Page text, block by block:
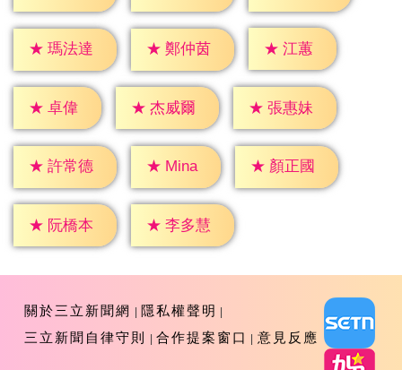
★ 瑪法達 ★ 鄭仲茵 ★ 江蕙
★ 卓偉 ★ 杰威爾 ★ 張惠妹
★ 許常德 ★ Mina ★ 顏正國
★ 阮橋本 ★ 李多慧
關於三立新聞網
隱私權聲明
三立新聞自律守則
合作提案窗口 意見反應